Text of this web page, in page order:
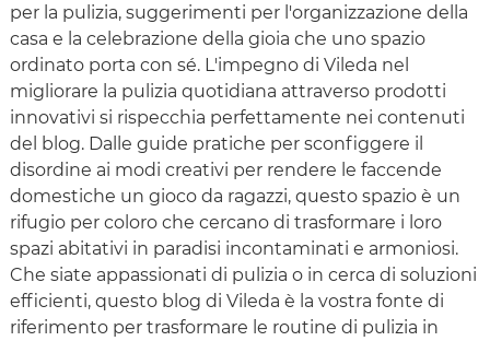
per la pulizia, suggerimenti per l'organizzazione della
casa e la celebrazione della gioia che uno spazio
ordinato porta con sé. L'impegno di Vileda nel
migliorare la pulizia quotidiana attraverso prodotti
innovativi si rispecchia perfettamente nei contenuti
del blog. Dalle guide pratiche per sconfiggere il
disordine ai modi creativi per rendere le faccende
domestiche un gioco da ragazzi, questo spazio è un
rifugio per coloro che cercano di trasformare i loro
spazi abitativi in paradisi incontaminati e armoniosi.
Che siate appassionati di pulizia o in cerca di soluzioni
efficienti, questo blog di Vileda è la vostra fonte di
riferimento per trasformare le routine di pulizia in